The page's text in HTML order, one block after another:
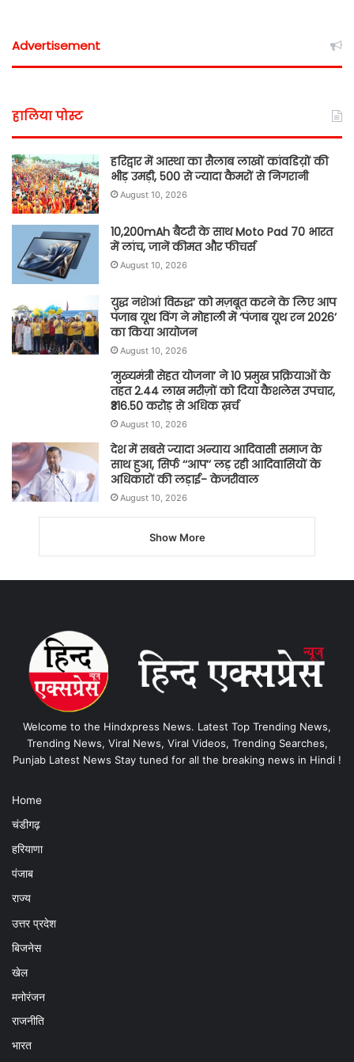
Advertisement
हालिया पोस्ट
हरिद्वार में आस्था का सैलाब लाखों कांवडिय़ों की
भीड़ उमड़ी, 500 से ज्यादा कैमरों से निगरानी
August 10, 2026
10,200mAh बैटरी के साथ Moto Pad 70 भारत
में लांच, जानें कीमत और फीचर्स
August 10, 2026
युद्ध नशेआं विरुद्ध’ को मज़बूत करने के लिए आप
पंजाब यूथ विंग ने मोहाली में ‘पंजाब यूथ रन 2026’
का किया आयोजन
August 10, 2026
’मुख्यमंत्री सेहत योजना’ ने 10 प्रमुख प्रक्रियाओं के
तहत 2.44 लाख मरीज़ों को दिया कैशलेस उपचार,
₹316.50 करोड़ से अधिक ख़र्च
August 10, 2026
देश में सबसे ज्यादा अन्याय आदिवासी समाज के
साथ हुआ, सिर्फ ‘‘आप’’ लड़ रही आदिवासियों के
अधिकारों की लड़ाई- केजरीवाल
August 10, 2026
Show More
Welcome to the Hindxpress News. Latest Top Trending News,
Trending News, Viral News, Viral Videos, Trending Searches,
Punjab Latest News Stay tuned for all the breaking news in Hindi !
Home
चंडीगढ़
हरियाणा
पंजाब
राज्य
उत्तर प्रदेश
बिजनेस
खेल
मनोरंजन
राजनीति
भारत